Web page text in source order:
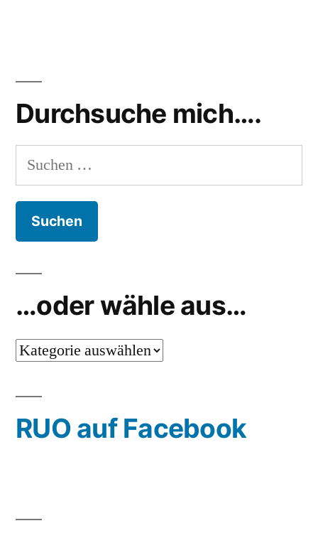
Durchsuche mich….
Suchen
nach:
…oder wähle aus…
…
aus…
RUO auf Facebook